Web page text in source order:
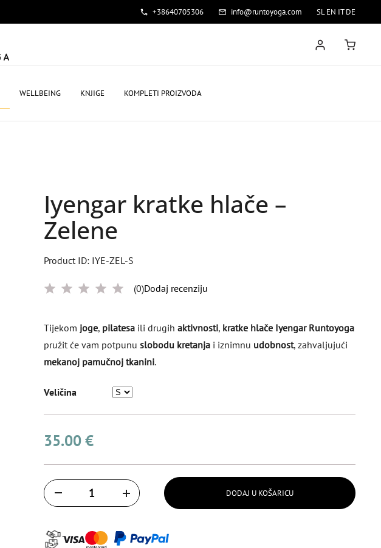
+38640705306 info@runtoyoga.com SL EN IT DE
WELLBEING KNJIGE KOMPLETI PROIZVODA
Iyengar kratke hlače –
Zelene
Product ID: IYE-ZEL-S
(0)Dodaj recenziju
Tijekom joge, pilatesaili drugih aktivnosti, kratke hlače Iyengar Runtoyoga
pružit će vam potpunu slobodu kretanjai iznimnu udobnost, zahvaljujući
mekanoj pamučnoj tkanini.
Veličina
35.00 €
Količina
DODAJ U KOŠARICU